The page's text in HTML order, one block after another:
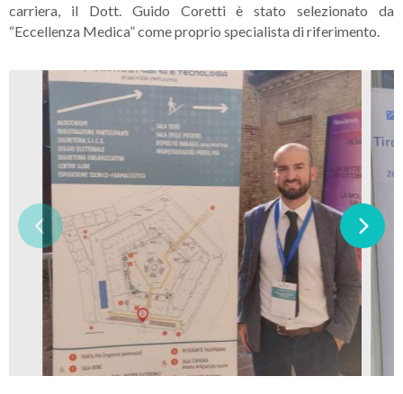
carriera, il Dott. Guido Coretti è stato selezionato da
“Eccellenza Medica” come proprio specialista di riferimento.